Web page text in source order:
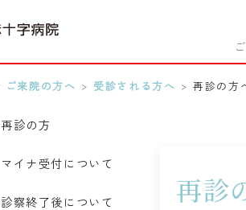
ご来院の方へ > 受診される方へ >再診の方
再診の方
マイナ受付について
診察終了後について 再診